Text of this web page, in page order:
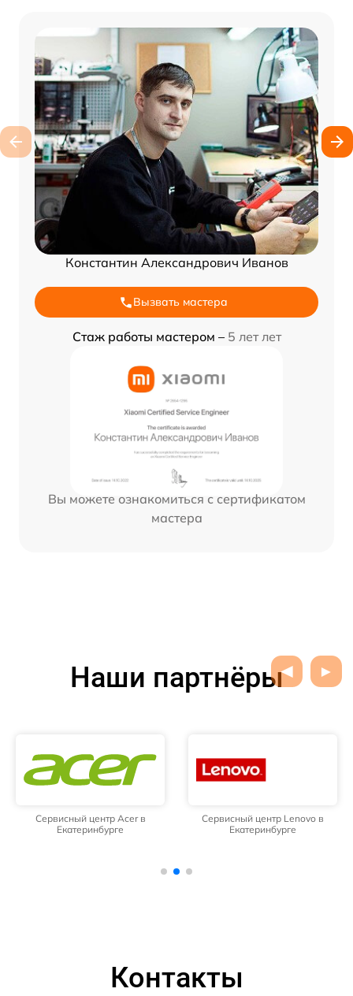
Константин Александрович Иванов
Вызвать мастера
Стаж работы мастером – 5 лет лет
Вы можете ознакомиться с сертификатом
мастера
Наши партнёры
Сервисный центр Acer в
Екатеринбурге
Сервисный центр Lenovo в
Екатеринбурге
Контакты